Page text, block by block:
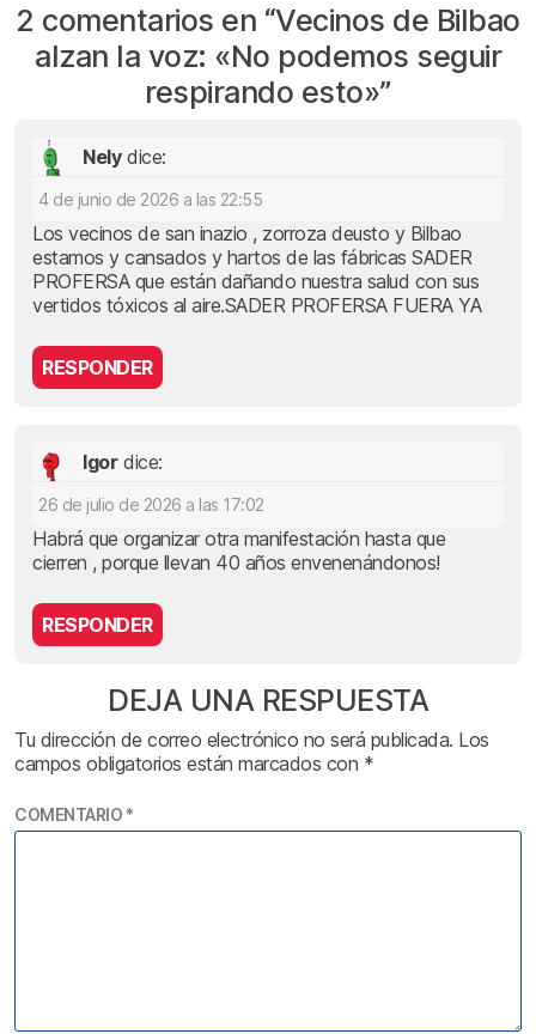
2 comentarios en “Vecinos de Bilbao
alzan la voz: «No podemos seguir
respirando esto»”
Nely dice:
4 de junio de 2026 a las 22:55
Los vecinos de san inazio , zorroza deusto y Bilbao
estamos y cansados y hartos de las fábricas SADER
PROFERSA que están dañando nuestra salud con sus
vertidos tóxicos al aire.SADER PROFERSA FUERA YA
RESPONDER
Igor dice:
26 de julio de 2026 a las 17:02
Habrá que organizar otra manifestación hasta que
cierren , porque llevan 40 años envenenándonos!
RESPONDER
DEJA UNA RESPUESTA
Tu dirección de correo electrónico no será publicada. Los
campos obligatorios están marcados con *
COMENTARIO *